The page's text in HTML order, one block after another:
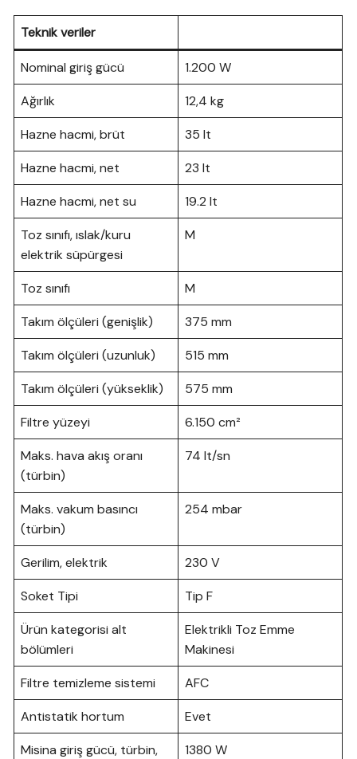
Teknik veriler
Nominal giriş gücü
1.200 W
Ağırlık
12,4 kg
Hazne hacmi, brüt
35 lt
Hazne hacmi, net
23 lt
Hazne hacmi, net su
19.2 lt
Toz sınıfı, ıslak/kuru
elektrik süpürgesi
M
Toz sınıfı
M
Takım ölçüleri (genişlik)
375 mm
Takım ölçüleri (uzunluk)
515 mm
Takım ölçüleri (yükseklik)
575 mm
Filtre yüzeyi
6.150 cm²
Maks. hava akış oranı
(türbin)
74 lt/sn
Maks. vakum basıncı
(türbin)
254 mbar
Gerilim, elektrik
230 V
Soket Tipi
Tip F
Ürün kategorisi alt
bölümleri
Elektrikli Toz Emme
Makinesi
Filtre temizleme sistemi
AFC
Antistatik hortum
Evet
Misina giriş gücü, türbin,
1380 W